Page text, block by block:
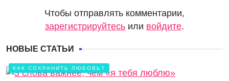
Чтобы отправлять комментарии,
зарегистрируйтесь или войдите.
НОВЫЕ СТАТЬИ
КАК СОХРАНИТЬ ЛЮБОВЬ?